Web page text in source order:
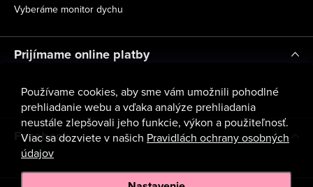
Používame cookies, aby sme vám umožnili pohodlné
prehliadanie webu a vďaka analýze prehliadania
neustále zlepšovali jeho funkcie, výkon a použiteľnosť.
Viac sa dozviete v našich Pravidlách ochrany osobných
údajov
Vyberáme monitor dychu
Prijímame online platby
Facebook